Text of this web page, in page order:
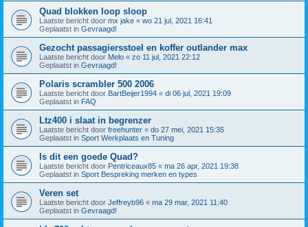
Quad blokken loop sloop
Laatste bericht door mx jake « wo 21 jul, 2021 16:41
Geplaatst in Gevraagd!
Gezocht passagiersstoel en koffer outlander max
Laatste bericht door Melo « zo 11 jul, 2021 22:12
Geplaatst in Gevraagd!
Polaris scrambler 500 2006
Laatste bericht door BartBeijer1994 « di 06 jul, 2021 19:09
Geplaatst in FAQ
Ltz400 i slaat in begrenzer
Laatste bericht door freehunter « do 27 mei, 2021 15:35
Geplaatst in Sport Werkplaats en Tuning
Is dit een goede Quad?
Laatste bericht door Pentriceaux85 « ma 26 apr, 2021 19:38
Geplaatst in Sport Bespreking merken en types
Veren set
Laatste bericht door Jeffreyb96 « ma 29 mar, 2021 11:40
Geplaatst in Gevraagd!